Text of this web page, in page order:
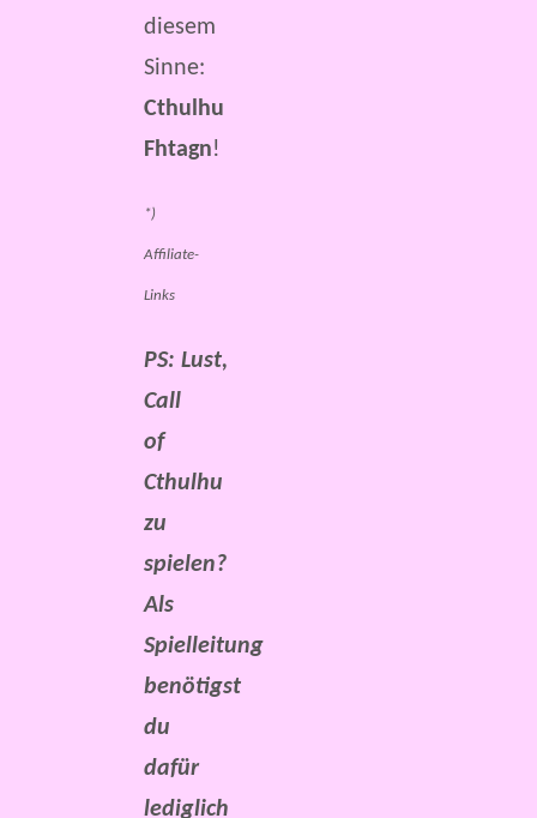
diesem
Sinne:
Cthulhu
Fhtagn!
*)
Affiliate-
Links
PS: Lust,
Call
of
Cthulhu
zu
spielen?
Als
Spielleitung
benötigst
du
dafür
lediglich